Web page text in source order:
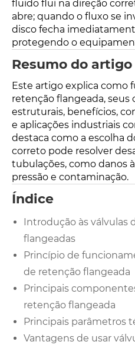
fluido flui na direção
abre; quando o fluxo se
disco fecha
protegendo o
Resumo do artigo
Este artigo explica como
retenção flangeada,
estruturais, benefícios,
e aplicações industriais
destaca como a escolha
correto pode resolver
tubulações, como danos
pressão e contaminação.
Índice
Introdução às válvulas
flangeadas
Princípio de
de retenção flangeada
Principais
retenção flangeada
Principais parâmetros
Vantagens de usar